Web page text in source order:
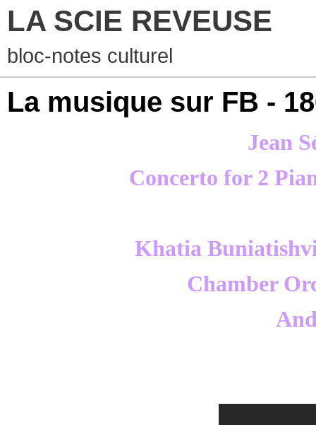
LA SCIE REVEUSE
bloc-notes culturel
La musique sur FB -
Jean
Concerto for 2
Khatia
Chamber